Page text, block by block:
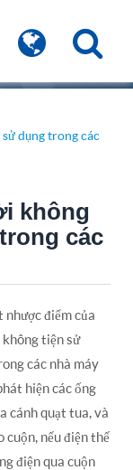
dụng trong các
không
các
nhược điểm của
tiện sử
các nhà máy
hiện các ống
cánh quạt tua, và
cuộn, nếu điện thế
điện qua cuộn